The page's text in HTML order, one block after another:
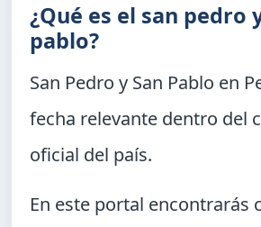
¿Qué es el san pedro
pablo?
San Pedro y San Pablo en
fecha relevante dentro del
oficial del país.
En este portal encontrarás